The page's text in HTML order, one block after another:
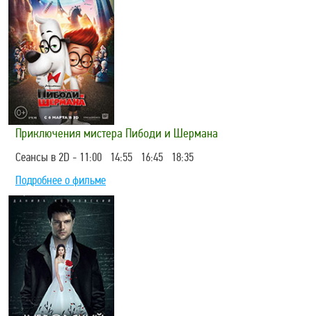
Приключения мистера Пибоди и Шермана
Сеансы в 2D - 11:00 14:55 16:45 18:35
Подробнее о фильме